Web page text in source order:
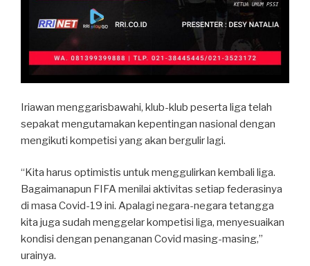
Iriawan menggarisbawahi, klub-klub peserta liga telah
sepakat mengutamakan kepentingan nasional dengan
mengikuti kompetisi yang akan bergulir lagi.
“Kita harus optimistis untuk menggulirkan kembali liga.
Bagaimanapun FIFA menilai aktivitas setiap federasinya
di masa Covid-19 ini. Apalagi negara-negara tetangga
kita juga sudah menggelar kompetisi liga, menyesuaikan
kondisi dengan penanganan Covid masing-masing,”
urainya.